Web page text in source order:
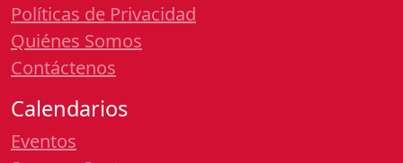
Políticas de Privacidad
Quiénes Somos
Contáctenos
Calendarios
Eventos